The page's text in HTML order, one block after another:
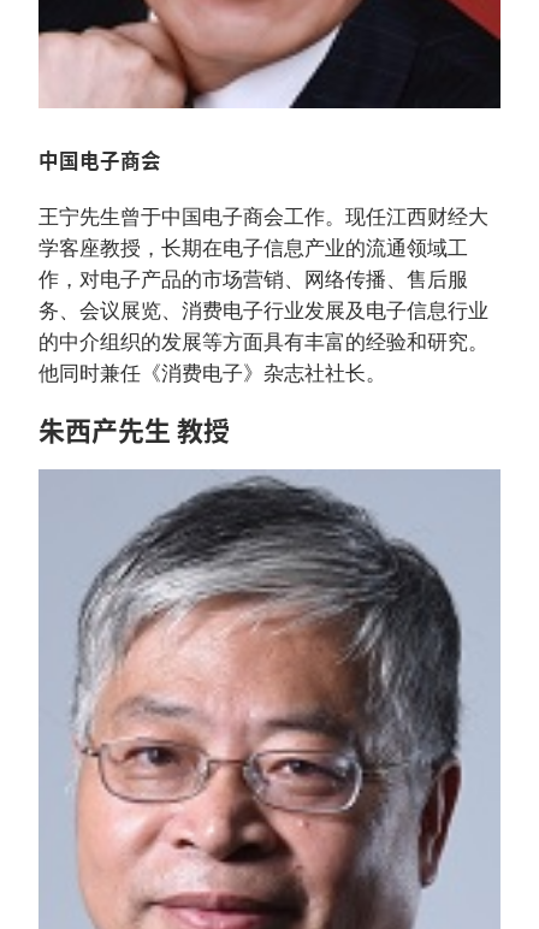
中国电子商会
王宁先生曾于中国电子商会工作。现任江西财经大
学客座教授，长期在电子信息产业的流通领域工
作，对电子产品的市场营销、网络传播、售后服
务、会议展览、消费电子行业发展及电子信息行业
的中介组织的发展等方面具有丰富的经验和研究。
他同时兼任《消费电子》杂志社社长。
朱西产先生 教授